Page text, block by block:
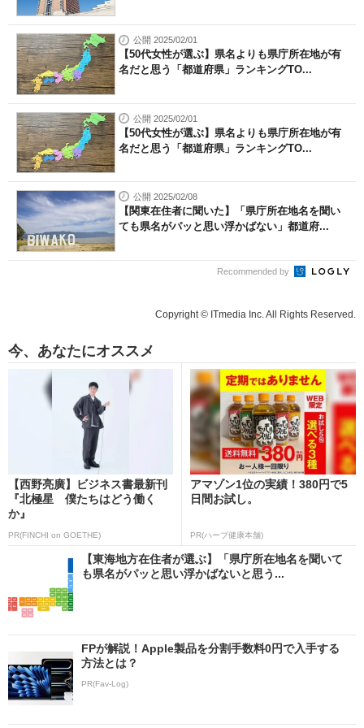
公開 2025/02/01
【50代女性が選ぶ】県名よりも県庁所在地が有
名だと思う「都道府県」ランキングTO...
公開 2025/02/01
【50代女性が選ぶ】県名よりも県庁所在地が有
名だと思う「都道府県」ランキングTO...
公開 2025/02/08
【関東在住者に聞いた】「県庁所在地名を聞い
ても県名がパッと思い浮かばない」都道府...
Recommended by
Copyright © ITmedia Inc. All Rights Reserved.
今、あなたにオススメ
【西野亮廣】ビジネス書最新刊
『北極星 僕たちはどう働く
か』
PR(FINCHI on GOETHE)
アマゾン1位の実績！380円で5
日間お試し。
PR(ハーブ健康本舗)
【東海地方在住者が選ぶ】「県庁所在地名を聞いて
も県名がパッと思い浮かばないと思う...
FPが解説！Apple製品を分割手数料0円で入手する
方法とは？
PR(Fav-Log)